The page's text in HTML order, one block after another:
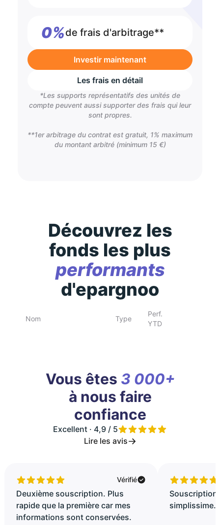
0%de frais d'arbitrage**
Investir maintenant
Les frais en détail
*Les supports représentatifs des unités de
compte peuvent aussi supporter des frais qui leur
sont propres.
**1er arbitrage du contrat est gratuit, 1% maximum
du montant arbitré (minimum 15 €)
Découvrez les
fonds les plus
performants
d'epargnoo
Nom Type
Perf.
YTD
Vous êtes 3 000+
à nous faire
confiance
Excellent · 4,9 / 5
Lire les avis
Vérifié
Deuxième souscription. Plus
rapide que la première car mes
informations sont conservées.
Souscription